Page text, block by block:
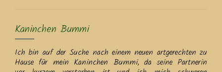
Kaninchen Bummi
Ich bin auf der Suche nach einem neuen artgerechten zu
Hause für mein Kaninchen Bummi, da seine Partnerin